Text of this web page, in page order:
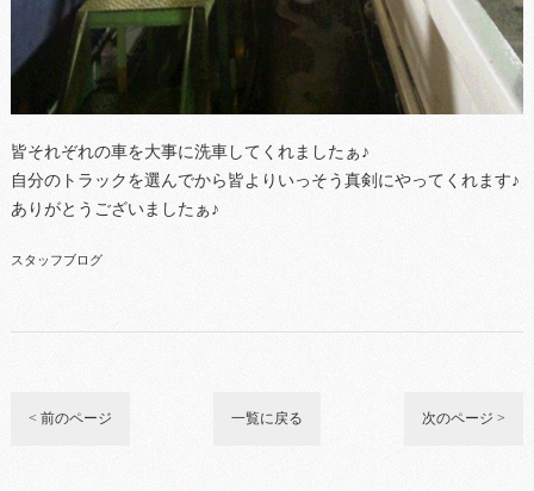
皆それぞれの車を大事に洗車してくれましたぁ♪
自分のトラックを選んでから皆よりいっそう真剣にやってくれます♪
ありがとうございましたぁ♪
スタッフブログ
< 前のページ 一覧に戻る 次のページ >